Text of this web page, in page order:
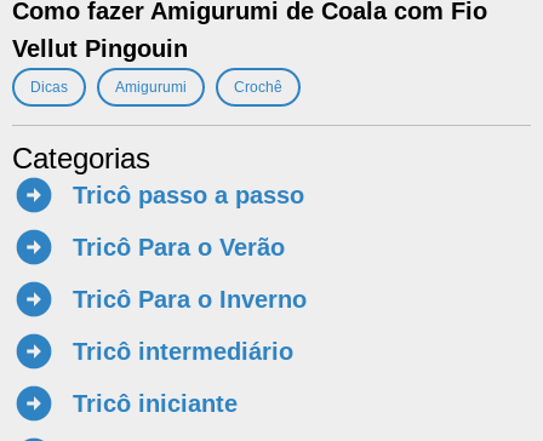
Como fazer Amigurumi de Coala com Fio
Vellut Pingouin
Dicas Amigurumi Crochê
Categorias
Tricô passo a passo
Tricô Para o Verão
Tricô Para o Inverno
Tricô intermediário
Tricô iniciante